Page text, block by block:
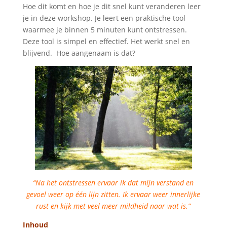
Hoe dit komt en hoe je dit snel kunt veranderen leer
je in deze workshop. Je leert een praktische tool
waarmee je binnen 5 minuten kunt ontstressen.
Deze tool is simpel en effectief. Het werkt snel en
blijvend. Hoe aangenaam is dat?
“Na het ontstressen ervaar ik dat mijn verstand en
gevoel weer op één lijn zitten. Ik ervaar weer innerlijke
rust en kijk met veel meer mildheid naar wat is.”
Inhoud